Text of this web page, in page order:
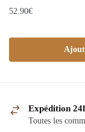
52.90€
Expédition
Toutes les